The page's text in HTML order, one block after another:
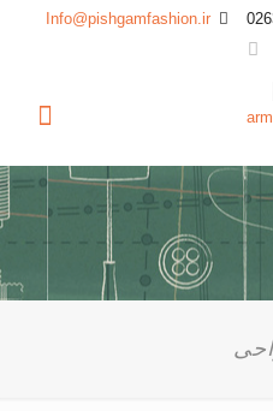
Info@pishgamfashion.ir